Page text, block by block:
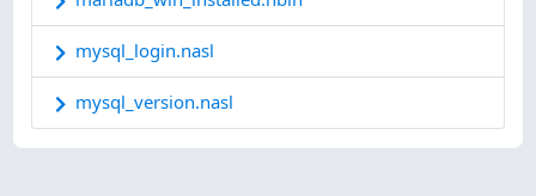
mysql_login.nasl
mysql_version.nasl